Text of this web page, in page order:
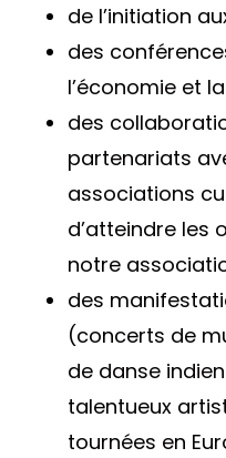
de l’initiation
des
l’économie et
des
partenariats
associations
d’atteindre les
notre
des
(concerts de
de danse
talentueux
tournées en